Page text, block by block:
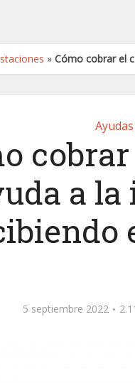
» Cómo cobrar el
a
5 septiembre 2022